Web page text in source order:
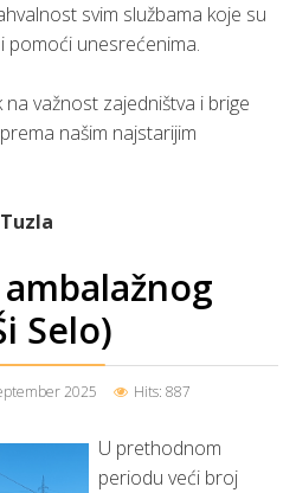
svim službama koje su
pomoći unesrećenima.
važnost zajedništva i brige
našim najstarijim
Selo)
2025 Hits: 887
U prethodnom
periodu veći broj